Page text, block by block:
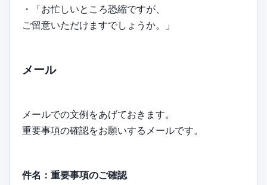
・「お忙しいところ恐縮ですが、
ご留意いただけますでしょうか。」
メール
メールでの文例をあげておきます。
重要事項の確認をお願いするメールです。
件名：重要事項のご確認